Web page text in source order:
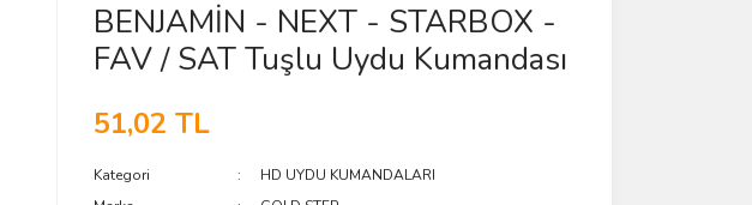
BENJAMİN - NEXT - STARBOX -
FAV / SAT Tuşlu Uydu Kumandası
51,02 TL
Kategori
HD UYDU KUMANDALARI